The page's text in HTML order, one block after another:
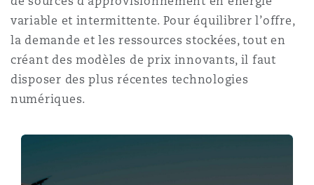
variable et intermittente. Pour équilibrer l’offre,
la demande et les ressources stockées, tout en
créant des modèles de prix innovants, il faut
disposer des plus récentes technologies
numériques.